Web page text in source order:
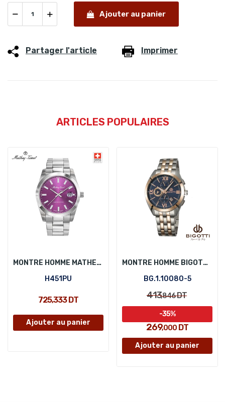
Ajouter au panier
Partager l'article Imprimer
ARTICLES POPULAIRES
MONTRE HOMME MATHEY-TISSOT H451PU
H451PU
725,333 DT
Ajouter au panier
MONTRE HOMME BIGOTTI BG.1.10080-5
BG.1.10080-5
413,846DT
269,000 DT
-35%
Ajouter au panier